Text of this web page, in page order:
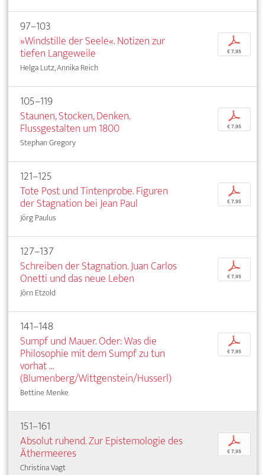
97–103
»Windstille der Seele«. Notizen zur
tiefen Langeweile
Helga Lutz, Annika Reich
p
€ 7,95
105–119
Staunen, Stocken, Denken.
Flussgestalten um 1800
Stephan Gregory
p
€ 7,95
121–125
Tote Post und Tintenprobe. Figuren
der Stagnation bei Jean Paul
Jörg Paulus
p
€ 7,95
127–137
Schreiben der Stagnation. Juan Carlos
Onetti und das neue Leben
Jörn Etzold
p
€ 7,95
141–148
Sumpf und Mauer. Oder: Was die
Philosophie mit dem Sumpf zu tun
vorhat ...
(Blumenberg/Wittgenstein/Husserl)
Bettine Menke
p
€ 7,95
151–161
Absolut ruhend. Zur Epistemologie des
Äthermeeres
Christina Vagt
p
€ 7,95